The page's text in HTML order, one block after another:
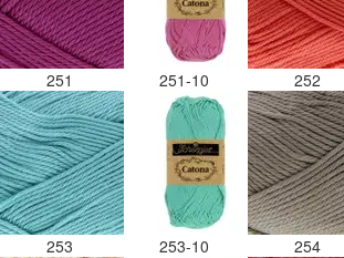
251 251-10 252
253 253-10 254